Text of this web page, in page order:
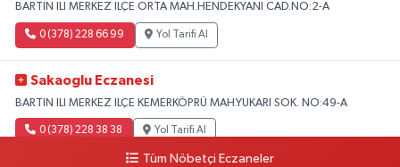
BARTIN ILI MERKEZ ILÇE ORTA MAH.HENDEKYANI CAD.NO:2-A
0 (378) 228 66 99 Yol Tarifi Al
Sakaoglu Eczanesi
BARTIN ILI MERKEZ ILÇE KEMERKÖPRÜ MAH.YUKARI SOK. NO:49-A
0 (378) 228 38 38 Yol Tarifi Al
Tüm Nöbetçi Eczaneler